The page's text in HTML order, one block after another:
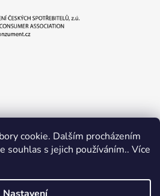
cookie. Dalším procházením
souhlas s jejich používáním.. Více
Ochrana osobních údajů